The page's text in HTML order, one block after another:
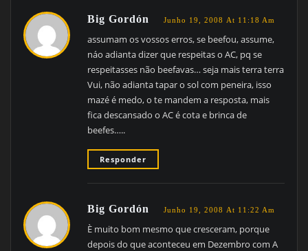
Big Gordón Junho 19, 2008 At 11:18 Am
assumam os vossos erros, se beefou, assume,
náo adianta dizer que respeitas o AC, pq se
respeitasses não beefavas… seja mais terra terra
Vui, não adianta tapar o sol com peneira, isso
mazé é medo, o te mandem a resposta, mais
fica descansado o AC é cota e brinca de
beefes…..
Responder
Big Gordón Junho 19, 2008 At 11:22 Am
È muito bom mesmo que cresceram, porque
depois do que aconteceu em Dezembro com A